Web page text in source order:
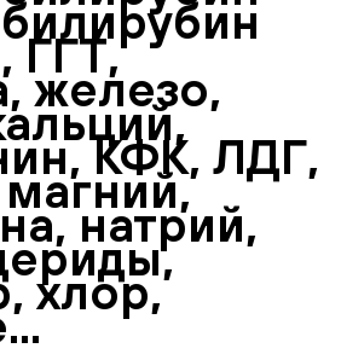
ГГТ,
железо,
КФК, ЛДГ,
натрий,
хлор,